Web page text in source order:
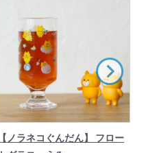
【ノラネコぐんだん】 フロー